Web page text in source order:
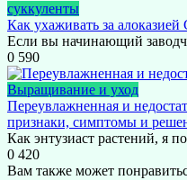
суккуленты
Как ухаживать за
Если вы начинающий
0 590
Выращивание и уход
Переувлажненная и
признаки, симптомы и
Как энтузиаст растений, я
0 420
Вам также может